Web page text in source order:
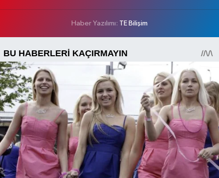
Haber Yazılımı: TE Bilişim